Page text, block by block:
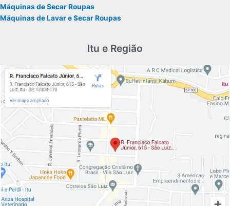
Máquinas de Secar Roupas
Máquinas de Lavar e Secar Roupas
Itu e Região